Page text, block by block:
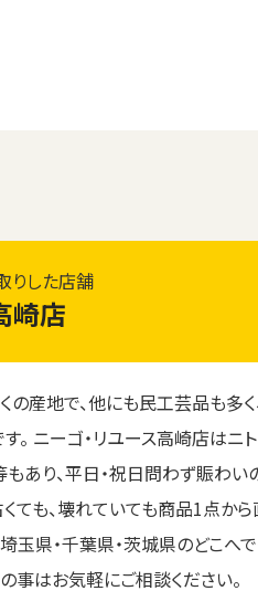
りした店舗
崎店
産地で、他にも民工芸品も多く
。 ニーゴ・リユース高崎店はニ
あり、平日・祝日問わず賑わ
ても、壊れていても商品1点か
玉県・千葉県・茨城県のどこへ
事はお気軽にご相談ください。